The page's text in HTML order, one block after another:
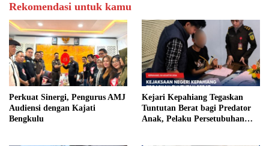
Rekomendasi untuk kamu
Perkuat Sinergi, Pengurus AMJ
Audiensi dengan Kajati
Bengkulu
Kejari Kepahiang Tegaskan
Tuntutan Berat bagi Predator
Anak, Pelaku Persetubuhan